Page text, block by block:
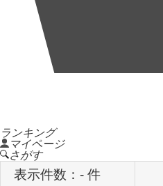
ランキング
マイページ
さがす
表示件数：- 件